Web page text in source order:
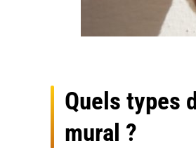
Quels types
mural ?